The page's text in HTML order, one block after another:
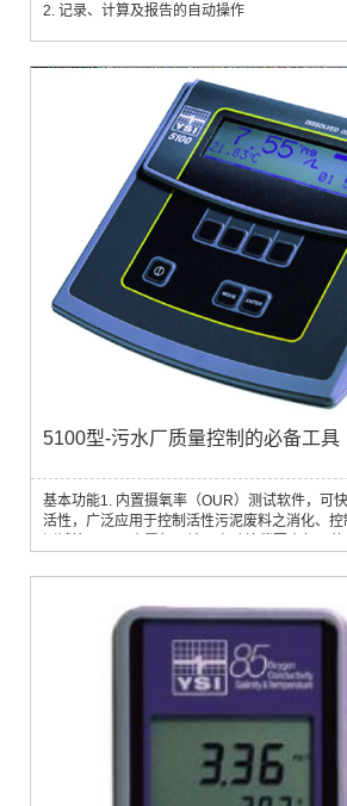
2. 记录、计算及报告的自动操作
5100型-污水厂质量控制的必备工具
基本功能1. 内置摄氧率（OUR）测试软件，可
活性，广泛应用于控制活性污泥废料之消化、